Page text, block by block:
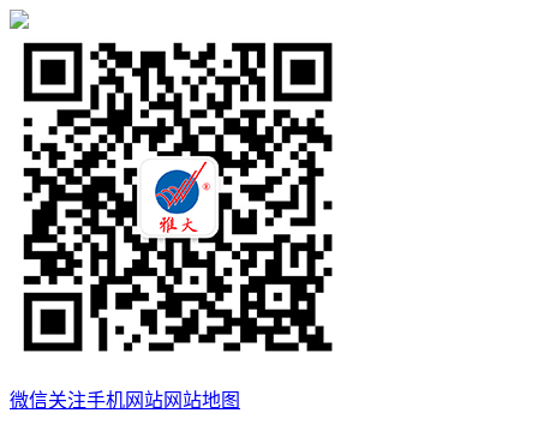
微信关注手机网站网站地图